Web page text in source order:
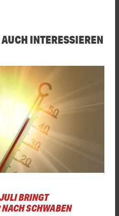
INTERESSIEREN
BRINGT
SCHWABEN